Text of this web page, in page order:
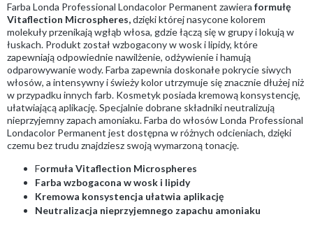
Farba Londa Professional Londacolor Permanent zawiera formułę
Vitaflection Microspheres,dzięki której nasycone kolorem
molekuły przenikają wgłąb włosa, gdzie łączą się w grupy i lokują w
łuskach. Produkt został wzbogacony w wosk i lipidy, które
zapewniają odpowiednie nawilżenie, odżywienie i hamują
odparowywanie wody. Farba zapewnia doskonałe pokrycie siwych
włosów, a intensywny i świeży kolor utrzymuje się znacznie dłużej niż
w przypadku innych farb. Kosmetyk posiada kremową konsystencję,
ułatwiającą aplikację. Specjalnie dobrane składniki neutralizują
nieprzyjemny zapach amoniaku. Farba do włosów Londa Professional
Londacolor Permanent jest dostępna w różnych odcieniach, dzięki
czemu bez trudu znajdziesz swoją wymarzoną tonację.
Formuła Vitaflection Microspheres
Farba wzbogacona w wosk i lipidy
Kremowa konsystencja ułatwia aplikację
Neutralizacja nieprzyjemnego zapachu amoniaku